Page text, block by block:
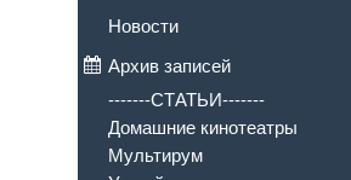
Новости
Архив записей
-------СТАТЬИ-------
Домашние кинотеатры
Мультирум